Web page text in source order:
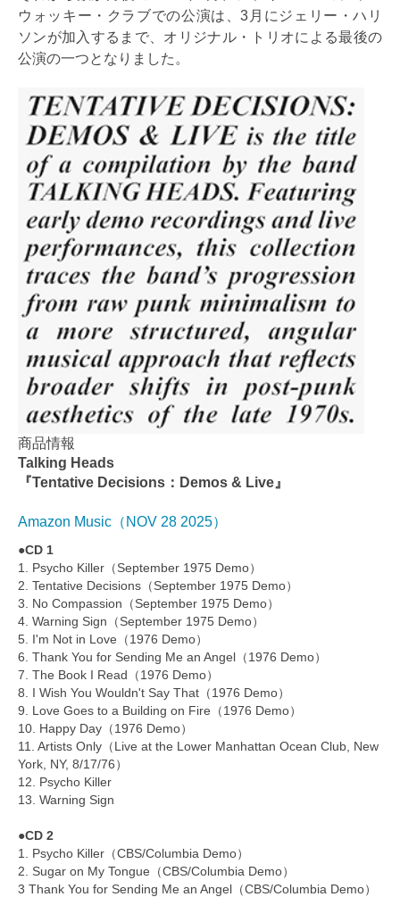
ウォッキー・クラブでの公演は、3月にジェリー・ハリ
ソンが加入するまで、オリジナル・トリオによる最後の
公演の一つとなりました。
商品情報
Talking Heads
『Tentative Decisions：Demos & Live』
Amazon Music（NOV 28 2025）
●CD 1
1. Psycho Killer（September 1975 Demo）
2. Tentative Decisions（September 1975 Demo）
3. No Compassion（September 1975 Demo）
4. Warning Sign（September 1975 Demo）
5. I'm Not in Love（1976 Demo）
6. Thank You for Sending Me an Angel（1976 Demo）
7. The Book I Read（1976 Demo）
8. I Wish You Wouldn't Say That（1976 Demo）
9. Love Goes to a Building on Fire（1976 Demo）
10. Happy Day（1976 Demo）
11. Artists Only（Live at the Lower Manhattan Ocean Club, New
York, NY, 8/17/76）
12. Psycho Killer
13. Warning Sign
●CD 2
1. Psycho Killer（CBS/Columbia Demo）
2. Sugar on My Tongue（CBS/Columbia Demo）
3 Thank You for Sending Me an Angel（CBS/Columbia Demo）